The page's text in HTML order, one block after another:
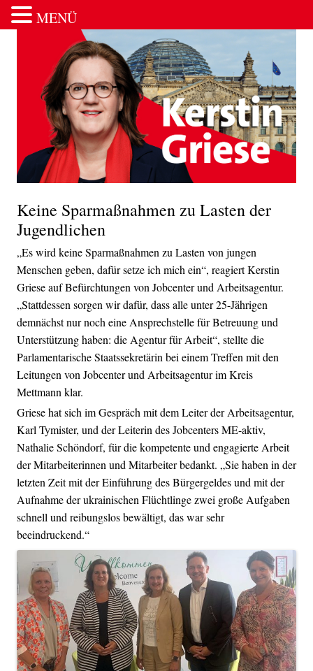
Zum Inhalt springen
Keine Sparmaßnahmen zu Lasten der
Jugendlichen
„Es wird keine Sparmaßnahmen zu Lasten von jungen
Menschen geben, dafür setze ich mich ein“, reagiert Kerstin
Griese auf Befürchtungen von Jobcenter und Arbeitsagentur.
„Stattdessen sorgen wir dafür, dass alle unter 25-Jährigen
demnächst nur noch eine Ansprechstelle für Betreuung und
Unterstützung haben: die Agentur für Arbeit“, stellte die
Parlamentarische Staatssekretärin bei einem Treffen mit den
Leitungen von Jobcenter und Arbeitsagentur im Kreis
Mettmann klar.
Griese hat sich im Gespräch mit dem Leiter der Arbeitsagentur,
Karl Tymister, und der Leiterin des Jobcenters ME-aktiv,
Nathalie Schöndorf, für die kompetente und engagierte Arbeit
der Mitarbeiterinnen und Mitarbeiter bedankt. „Sie haben in der
letzten Zeit mit der Einführung des Bürgergeldes und mit der
Aufnahme der ukrainischen Flüchtlinge zwei große Aufgaben
schnell und reibungslos bewältigt, das war sehr
beeindruckend.“
MENÜ